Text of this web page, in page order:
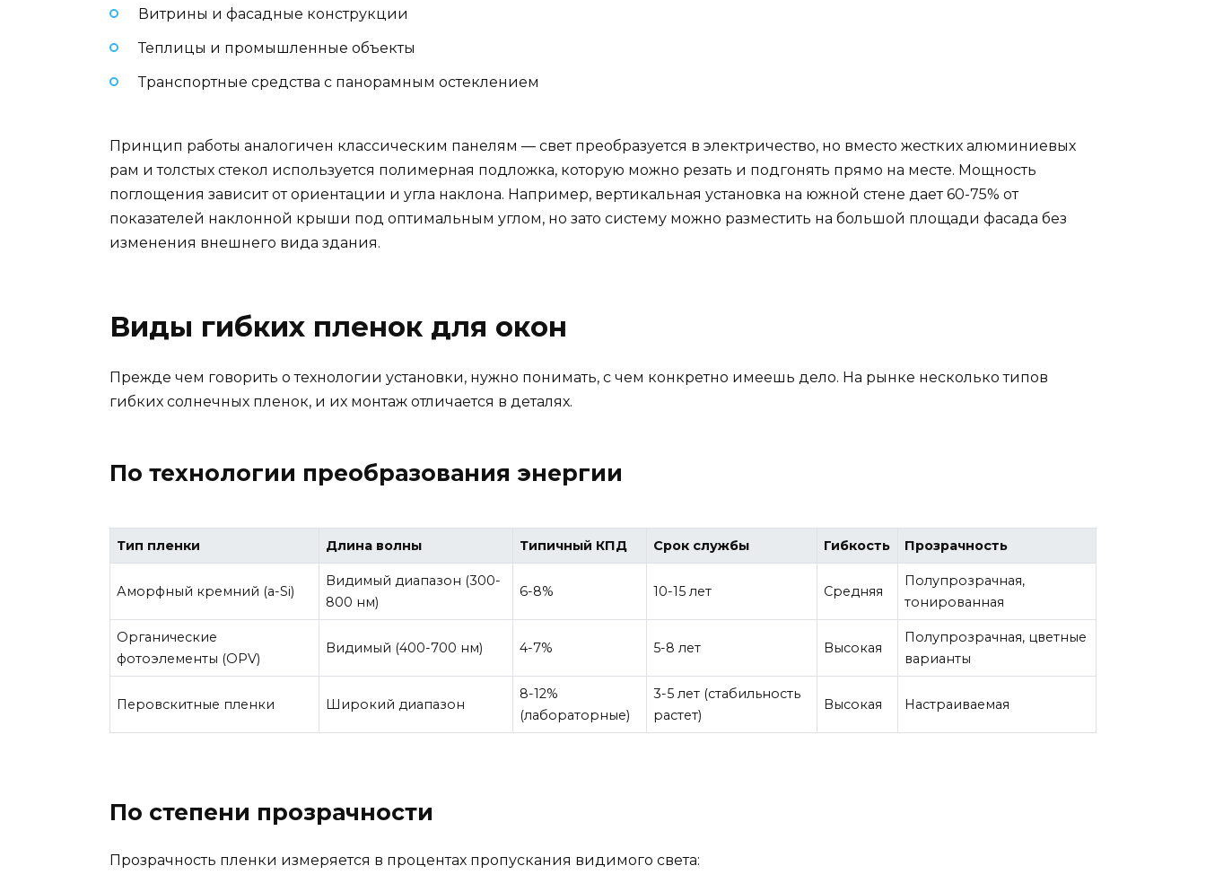
Витрины и фасадные конструкции
Теплицы и промышленные объекты
Транспортные средства с панорамным остеклением
Принцип работы аналогичен классическим панелям — свет преобразуется в электричество, но вместо жестких алюминиевых
рам и толстых стекол используется полимерная подложка, которую можно резать и подгонять прямо на месте. Мощность
поглощения зависит от ориентации и угла наклона. Например, вертикальная установка на южной стене дает 60-75% от
показателей наклонной крыши под оптимальным углом, но зато систему можно разместить на большой площади фасада без
изменения внешнего вида здания.
Виды гибких пленок для окон
Прежде чем говорить о технологии установки, нужно понимать, с чем конкретно имеешь дело. На рынке несколько типов
гибких солнечных пленок, и их монтаж отличается в деталях.
По технологии преобразования энергии
Тип пленки Длина волны Типичный КПД Срок службы Гибкость Прозрачность
Аморфный кремний (a-Si)
Видимый диапазон (300-
800 нм)
6-8% 10-15 лет Средняя
Полупрозрачная,
тонированная
Органические
фотоэлементы (OPV)
Видимый (400-700 нм) 4-7% 5-8 лет Высокая
Полупрозрачная, цветные
варианты
Перовскитные пленки Широкий диапазон
8-12%
(лабораторные)
3-5 лет (стабильность
растет)
Высокая Настраиваемая
По степени прозрачности
Прозрачность пленки измеряется в процентах пропускания видимого света: